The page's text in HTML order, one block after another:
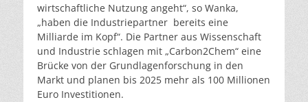
wirtschaftliche Nutzung angeht“, so Wanka,
„haben die Industriepartner bereits eine
Milliarde im Kopf“. Die Partner aus Wissenschaft
und Industrie schlagen mit „Carbon2Chem“ eine
Brücke von der Grundlagenforschung in den
Markt und planen bis 2025 mehr als 100 Millionen
Euro Investitionen.